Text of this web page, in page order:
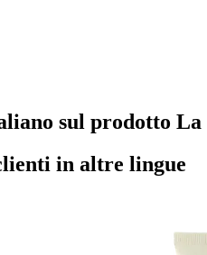
sul prodotto
in altre lingue